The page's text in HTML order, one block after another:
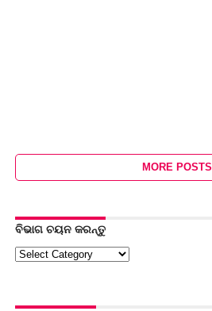
MORE POSTS
ବିଭାଗ ଚୟନ କରନ୍ତୁ
ବିଭାଗ
ଚୟନ